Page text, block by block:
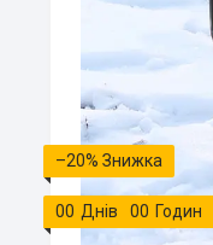
–20%
00 Днів 00 Годин